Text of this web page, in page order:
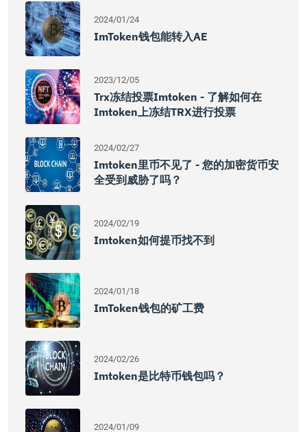
2024/01/24
ImToken钱包能转入AE
2023/12/05
Trx冻结投票imtoken - 了解如何在
Imtoken上冻结TRX进行投票
2024/02/27
Imtoken里币不见了 - 您的加密货币安
全受到威胁了吗？
2024/02/19
Imtoken如何提币找不到
2024/01/18
ImToken钱包的矿工费
2024/02/26
Imtoken是比特币钱包吗？
2024/01/09